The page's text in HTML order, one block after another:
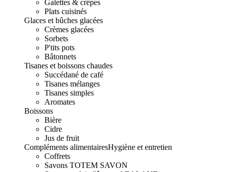
Galettes & crêpes
Plats cuisinés
Glaces et bûches glacées
Crèmes glacées
Sorbets
P'tits pots
Bâtonnets
Tisanes et boissons chaudes
Succédané de café
Tisanes mélanges
Tisanes simples
Aromates
Boissons
Bière
Cidre
Jus de fruit
Compléments alimentairesHygiène et entretien
Coffrets
Savons TOTEM SAVON